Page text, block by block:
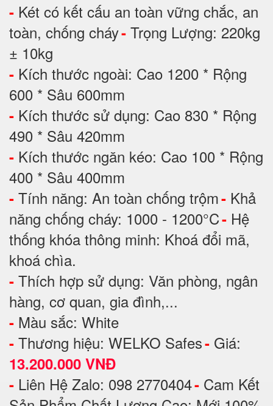
- Két có kết cấu an toàn vững chắc, an
toàn, chống cháy- Trọng Lượng: 220kg
± 10kg
- Kích thước ngoài: Cao 1200 * Rộng
600 * Sâu 600mm
- Kích thước sử dụng: Cao 830 * Rộng
490 * Sâu 420mm
- Kích thước ngăn kéo: Cao 100 * Rộng
400 * Sâu 400mm
- Tính năng: An toàn chống trộm- Khả
năng chống cháy: 1000 - 1200°C- Hệ
thống khóa thông minh: Khoá đổi mã,
khoá chìa.
- Thích hợp sử dụng: Văn phòng, ngân
hàng, cơ quan, gia đình,...
- Màu sắc: White
- Thương hiệu: WELKO Safes- Giá:
13.200.000 VNĐ
- Liên Hệ Zalo: 098 2770404- Cam Kết